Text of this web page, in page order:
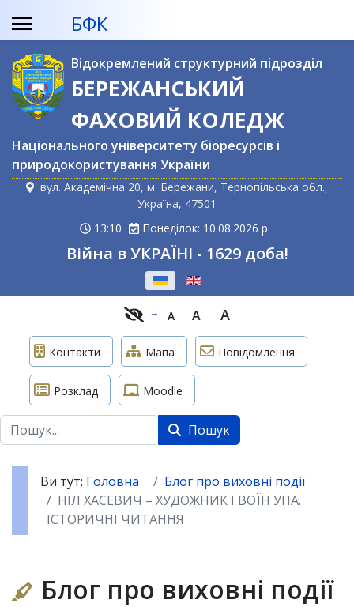
БФК
Відокремлений структурний підрозділ
БЕРЕЖАНСЬКИЙ
ФАХОВИЙ КОЛЕДЖ
Національного університету біоресурсів і
природокористування України
вул. Академічна 20, м. Бережани, Тернопільська обл.,
Україна, 47501
13:10
Понеділок: 10.08.2026 р.
Війна в УКРАЇНІ - 1629 доба!
A A A
Контакти Мапа Повідомлення
Розклад Moodle
Пошук Пошук
Ви тут: Головна
Блог про виховні події
НІЛ ХАСЕВИЧ – ХУДОЖНИК І ВОЇН УПА.
ІСТОРИЧНІ ЧИТАННЯ
Блог про виховні події